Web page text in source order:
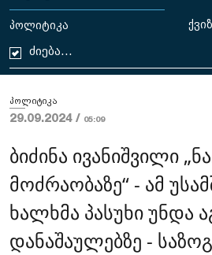
პოლიტიკა
პოლიტიკა
29.09.2024 / 05:09
ბიძინა ივანიშვილი
მოძრაობაზე“ - ამ
ხალხმა პასუხი უნდა
დანაშაულებზე -